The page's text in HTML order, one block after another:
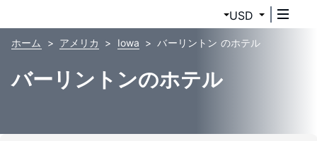
USD
ホーム アメリカ Iowa バーリントン のホテル
バーリントンのホテル